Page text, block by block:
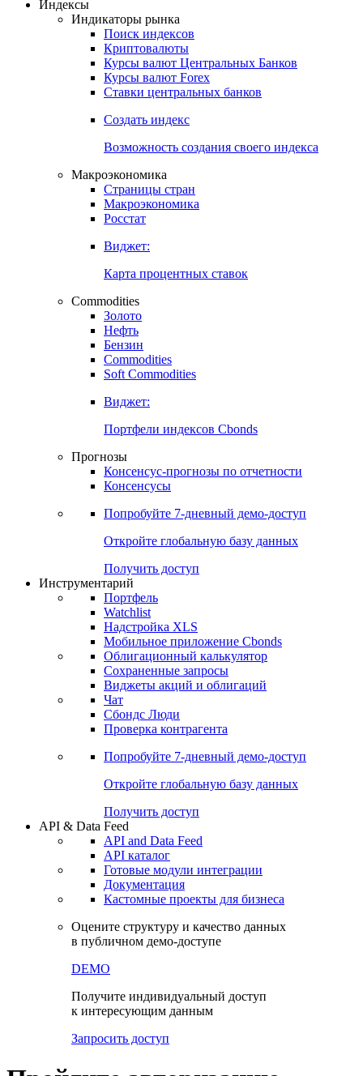
Откройте глобальную базу данных
Получить доступ
Индикаторы рынка
Поиск индексов
Курсы валют Центральных Банков
Ставки центральных банков
Создать индекс
Возможность создания своего индекса
Страницы стран
Росстат
Виджет:
Карта процентных ставок
Commodities
Золото
Бензин
Soft Commodities
Виджет:
Портфели индексов Cbonds
Прогнозы
Консенсусы
Попробуйте7-дневный
Откройте глобальную базу данных
Получить доступ
Инструментарий
Портфель
Watchlist
Надстройка XLS
Мобильное приложение Cbonds
Облигационный калькулятор
Сохраненные запросы
Чат
Проверка контрагента
Попробуйте7-дневный
Откройте глобальную базу данных
Получить доступ
API & Data Feed
API and Data Feed
Готовые модули интеграции
Документация
в публичном демо-доступе